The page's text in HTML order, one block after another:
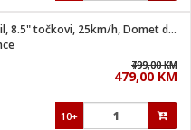
Električni Romobil, 8.5" točkovi, 25km/h, Domet do 30 km
799,00 KM
499,00 KM
479,00 KM
10+